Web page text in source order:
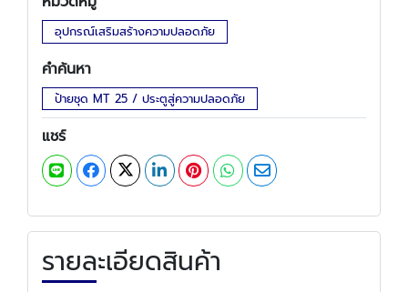
อุปกรณ์เสริมสร้างความปลอดภัย
คำค้นหา
ป้ายชุด MT 25 / ประตูสู่ความปลอดภัย
แชร์
รายละเอียดสินค้า